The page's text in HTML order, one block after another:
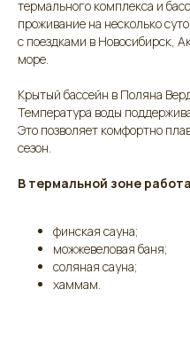
термального комплекса и
проживание на несколько
с поездками в Новосибирск,
море.
Крытый бассейн в Поляна
Температура воды
Это позволяет комфортно
сезон.
В термальной зоне
финская сауна;
можжевеловая баня;
соляная сауна;
хаммам.